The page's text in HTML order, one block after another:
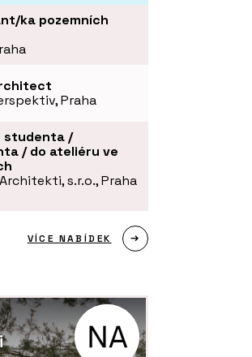
ka pozemních
Praha
studenta /
/ do ateliéru ve
s.r.o., Praha
VÍCE NABÍDEK